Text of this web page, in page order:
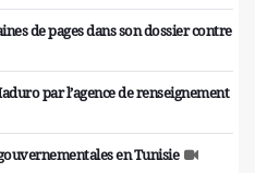
de pages dans son dossier contre
par l’agence de renseignement
en Tunisie